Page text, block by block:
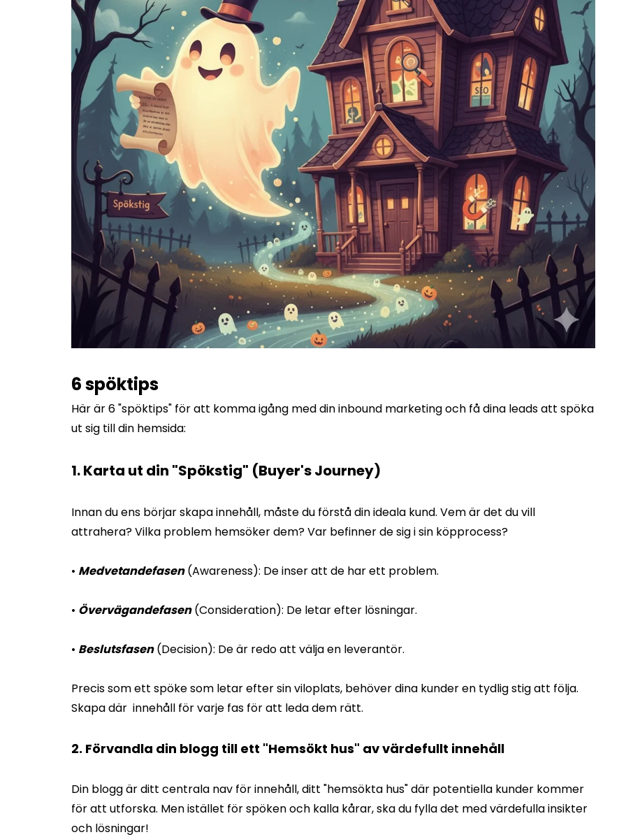
6 spöktips
Här är 6 "spöktips" för att komma igång med din inbound marketing och få dina leads att spöka
ut sig till din hemsida:
1. Karta ut din "Spökstig" (Buyer's Journey)
Innan du ens börjar skapa innehåll, måste du förstå din ideala kund. Vem är det du vill
attrahera? Vilka problem hemsöker dem? Var befinner de sig i sin köpprocess?
• Medvetandefasen(Awareness): De inser att de har ett problem.
• Övervägandefasen(Consideration): De letar efter lösningar.
• Beslutsfasen(Decision): De är redo att välja en leverantör.
Precis som ett spöke som letar efter sin viloplats, behöver dina kunder en tydlig stig att följa.
Skapa där innehåll för varje fas för att leda dem rätt.
2. Förvandla din blogg till ett "Hemsökt hus" av värdefullt innehåll
Din blogg är ditt centrala nav för innehåll, ditt "hemsökta hus" där potentiella kunder kommer
för att utforska. Men istället för spöken och kalla kårar, ska du fylla det med värdefulla insikter
och lösningar!